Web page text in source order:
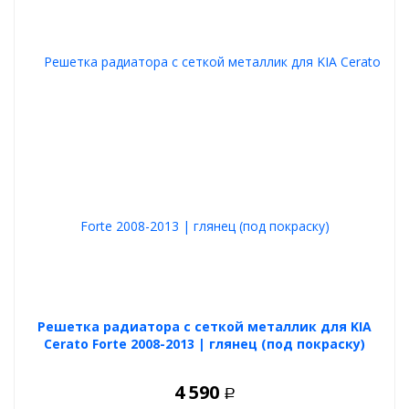
Решетка радиатора с сеткой металлик для KIA
Cerato Forte 2008-2013 | глянец (под покраску)
4 590 Р